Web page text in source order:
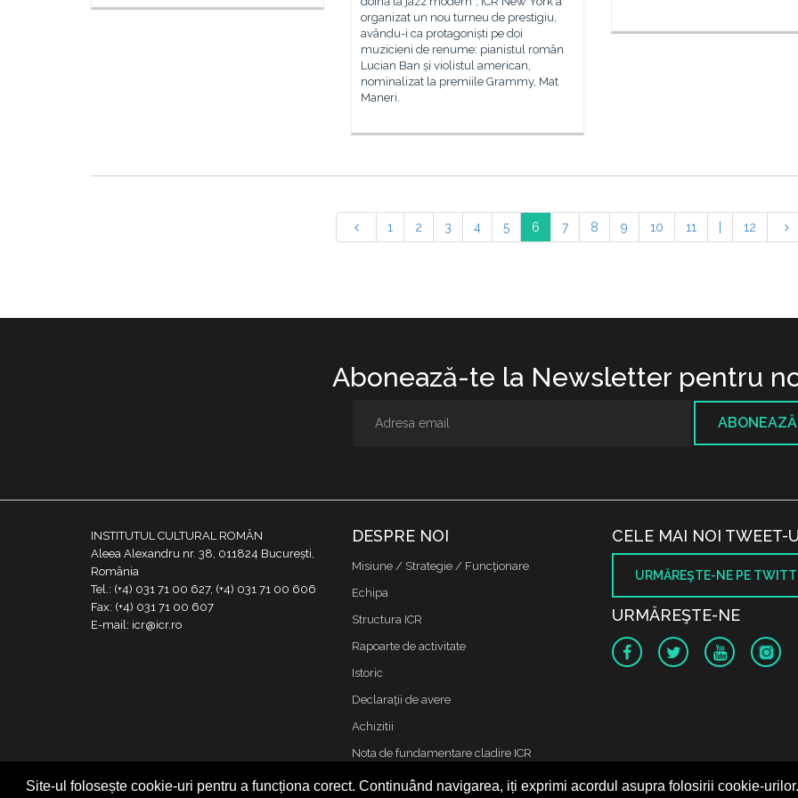
Site-ul folosește cookie-uri pentru a funcționa corect. Continuând navigarea, iți exprimi acordul asupra folosirii cookie-urilor.
organizat un nou turneu de prestigiu,
avându-i ca protagoniști pe doi
muzicieni de renume: pianistul român
Lucian Ban și violistul american,
nominalizat la premiile Grammy, Mat
Maneri.
1 2 3 4 5 6 7 8 9 10 11 12
Abonează-te la Newsletter pentru
INSTITUTUL CULTURAL ROMÂN
Aleea Alexandru nr. 38, 011824 București,
România
Tel.: (+4) 031 71 00 627, (+4) 031 71 00 606
Fax: (+4) 031 71 00 607
E-mail: icr@icr.ro
DESPRE NOI
Misiune / Strategie / Funcţionare
Echipa
Structura ICR
Rapoarte de activitate
Istoric
Declaraţii de avere
Achizitii
Nota de fundamentare cladire ICR
Contact
CELE MAI NOI TWEET-
URMĂREŞTE-NE PE
URMĂREŞTE-NE